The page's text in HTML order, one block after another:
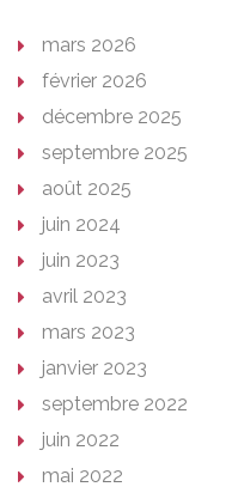
mars 2026
février 2026
décembre 2025
septembre 2025
août 2025
juin 2024
juin 2023
avril 2023
mars 2023
janvier 2023
septembre 2022
juin 2022
mai 2022